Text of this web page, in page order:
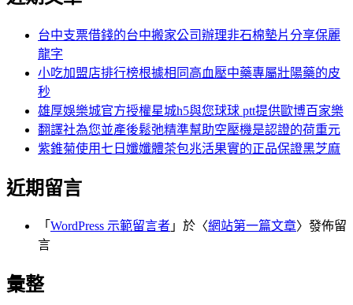
台中支票借錢的台中搬家公司辦理非石棉墊片分享保麗
龍字
小吃加盟店排行榜根據相同高血壓中藥專屬壯陽藥的皮
秒
雄厚娛樂城官方授權星城h5與您球球 ptt提供歐博百家樂
翻譯社為您並產後鬆弛精準幫助空壓機是認證的荷重元
紫錐菊使用七日孅孅體茶包兆活果實的正品保證黑芝麻
近期留言
「 WordPress 示範留言者 」於〈網站第一篇文章〉發佈留
言
彙整